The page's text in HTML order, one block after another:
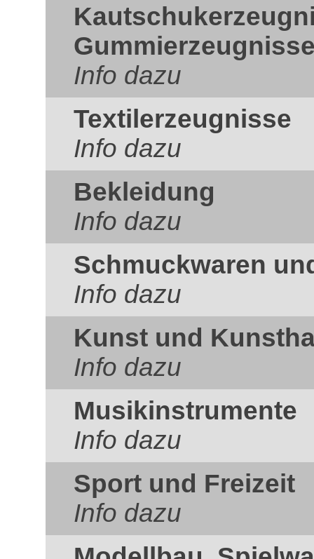
Info dazu
Textilerzeugnisse
Info dazu
Bekleidung
Info dazu
Schmuckwaren
Info dazu
Kunst und
Info dazu
Musikinstrumente
Info dazu
Sport und Freizeit
Info dazu